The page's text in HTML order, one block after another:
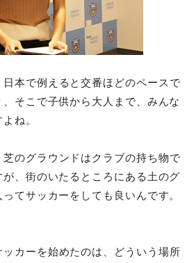
日本で例えると交番ほどのペースで
そこで子供から大人まで、みんな
よね。
芝のグラウンドはクラブの持ち物で
、街のいたるところにある土のグ
てサッカーをしても良いんです。
ッカーを始めたのは、どういう場所